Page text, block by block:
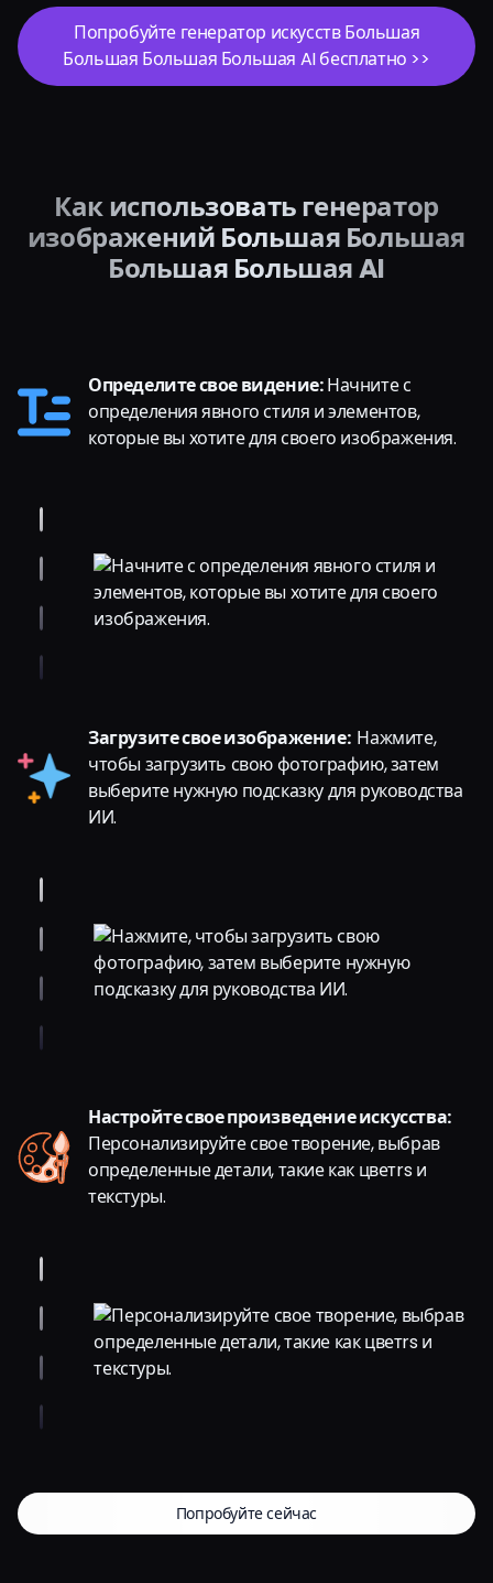
Попробуйте генератор искусств Большая
Большая Большая Большая AI бесплатно >>
Как использовать генератор
изображений Большая Большая
Большая Большая AI
Определите свое видение:Начните с
определения явного стиля и элементов,
которые вы хотите для своего изображения.
Загрузите свое изображение: Нажмите,
чтобы загрузить свою фотографию, затем
выберите нужную подсказку для руководства
ИИ.
Настройте свое произведение искусства:
Персонализируйте свое творение, выбрав
определенные детали, такие как цветrs и
текстуры.
Попробуйте сейчас